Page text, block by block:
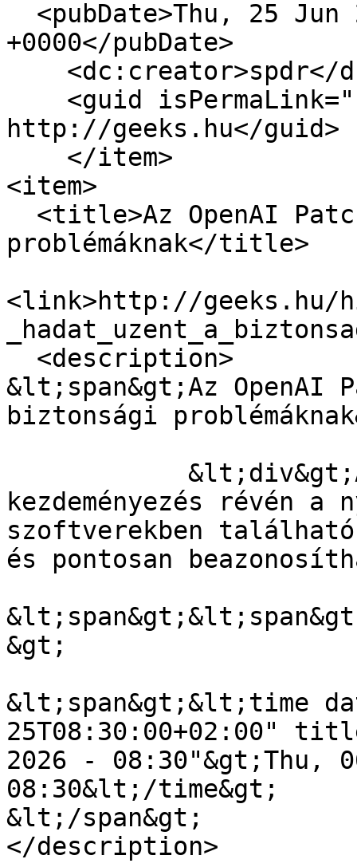
+0000</pubDate>
http://geeks.hu</guid>
<item>
problémáknak</title>
<link>http://geeks.hu/
&lt;span&gt;Az OpenAI
biztonsági
kezdeményezés révén
szoftverekben
és pontosan
&gt;
&lt;span&gt;&lt;time
25T08:30:00+02:00"
2026 - 08:30"&gt;Thu,
08:30&lt;/time&gt;
&lt;/span&gt;
</description>